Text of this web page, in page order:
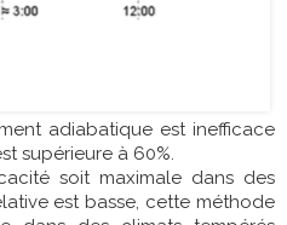
adiabatique est inefficace
supérieure à 60%.
soit maximale dans des
est basse, cette méthode